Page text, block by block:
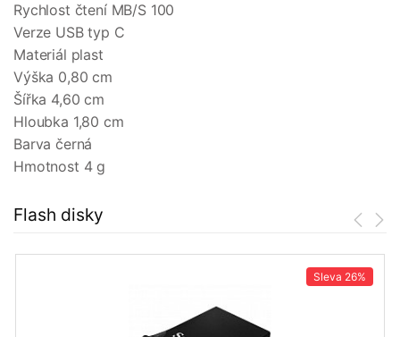
Rychlost čtení MB/S 100
Verze USB typ C
Materiál plast
Výška 0,80 cm
Šířka 4,60 cm
Hloubka 1,80 cm
Barva černá
Hmotnost 4 g
Flash disky
Sleva 26%